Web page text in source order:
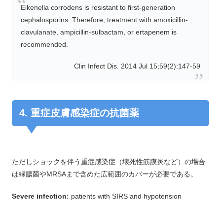
Eikenella corrodens is resistant to first-generation
cephalosporins. Therefore, treatment with amoxicillin-
clavulanate, ampicillin-sulbactam, or ertapenem is
recommended.
Clin Infect Dis. 2014 Jul 15;59(2):147-59
4. 重症皮膚感染症の抗菌薬
ただしショックを伴う重症感染症（壊死性筋膜炎など）の場合
は緑膿菌やMRSAまで含めた広範囲のカバーが必要である。
Severe infection: patients with SIRS and hypotension